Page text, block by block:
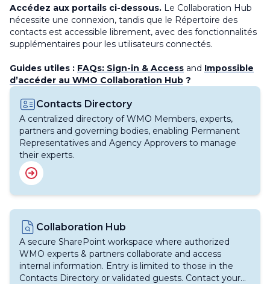
Accédez aux portails ci-dessous. Le Collaboration Hub
nécessite une connexion, tandis que le Répertoire des
contacts est accessible librement, avec des fonctionnalités
supplémentaires pour les utilisateurs connectés.
Guides utiles : FAQs: Sign-in & Access and Impossible
d’accéder au WMO Collaboration Hub ?
ImageContacts Directory
A centralized directory of WMO Members, experts,
partners and governing bodies, enabling Permanent
Representatives and Agency Approvers to manage
their experts.
Image
Collaboration Hub
A secure SharePoint workspace where authorized
WMO experts & partners collaborate and access
internal information. Entry is limited to those in the
Contacts Directory or validated guests. Contact your